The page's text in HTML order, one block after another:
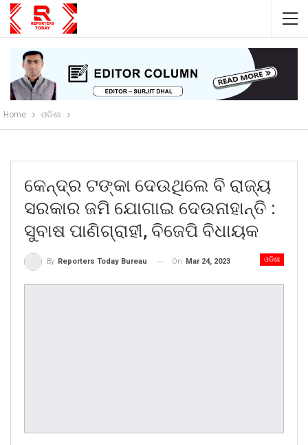
Home ଓଡିଶା
କେନ୍ଦ୍ର ଟଙ୍କା ଦେଉଥିଲେ ବି ରାଜ୍ୟ
ସରକାର ଜମି ଯୋଗାଇ ଦେଉନାହାନ୍ତି :
ସୁବାଷ ପାଣିଗ୍ରାହୀ, ବିଜେପି ବିଧାୟକ
ଓଡିଶା
By Reporters Today Bureau On Mar 24, 2023